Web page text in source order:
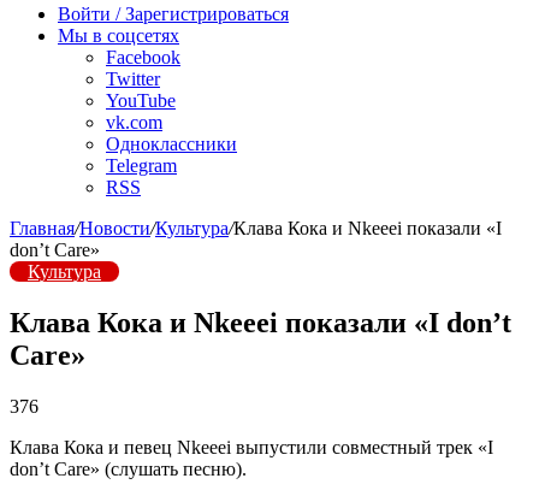
радио
Войти / Зарегистрироваться
Мы в соцсетях
Facebook
Twitter
YouTube
vk.com
Одноклассники
Telegram
RSS
Главная/Новости/Культура/Клава Кока и Nkeeei показали «I
don’t Care»
Культура
Клава Кока и Nkeeei показали «I don’t
Care»
376
Клава Кока и певец Nkeeei выпустили совместный трек «I
don’t Care» (слушать песню).